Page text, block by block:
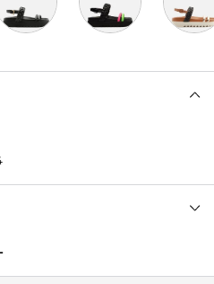
Traz duas tiras finas sobre os
no peito do pé, além de tira